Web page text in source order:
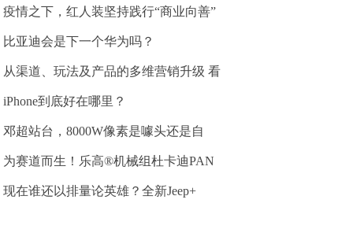
疫情之下，红人装坚持践行“商业向善”
比亚迪会是下一个华为吗？
从渠道、玩法及产品的多维营销升级 看
iPhone到底好在哪里？
邓超站台，8000W像素是噱头还是自
为赛道而生！乐高®机械组杜卡迪PAN
现在谁还以排量论英雄？全新Jeep+